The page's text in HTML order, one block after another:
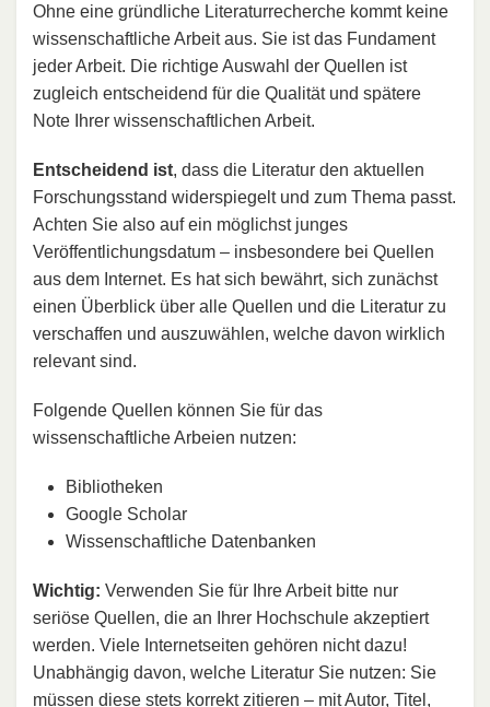
Ohne eine gründliche Literaturrecherche kommt keine
wissenschaftliche Arbeit aus. Sie ist das Fundament
jeder Arbeit. Die richtige Auswahl der Quellen ist
zugleich entscheidend für die Qualität und spätere
Note Ihrer wissenschaftlichen Arbeit.
Entscheidend ist, dass die Literatur den aktuellen
Forschungsstand widerspiegelt und zum Thema passt.
Achten Sie also auf ein möglichst junges
Veröffentlichungsdatum – insbesondere bei Quellen
aus dem Internet. Es hat sich bewährt, sich zunächst
einen Überblick über alle Quellen und die Literatur zu
verschaffen und auszuwählen, welche davon wirklich
relevant sind.
Folgende Quellen können Sie für das
wissenschaftliche Arbeien nutzen:
Bibliotheken
Google Scholar
Wissenschaftliche Datenbanken
Wichtig: Verwenden Sie für Ihre Arbeit bitte nur
seriöse Quellen, die an Ihrer Hochschule akzeptiert
werden. Viele Internetseiten gehören nicht dazu!
Unabhängig davon, welche Literatur Sie nutzen: Sie
müssen diese stets korrekt zitieren – mit Autor, Titel,